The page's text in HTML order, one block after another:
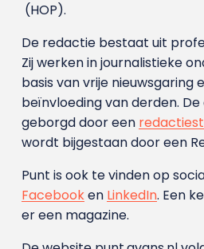
(HOP).
De redactie bestaat uit
Zij werken in journalistieke
basis van vrije nieuwsgaring
beïnvloeding van derden.
geborgd door een
wordt bijgestaan door een
Punt is ook te vinden op
Facebooken LinkedIn. Een
er een magazine.